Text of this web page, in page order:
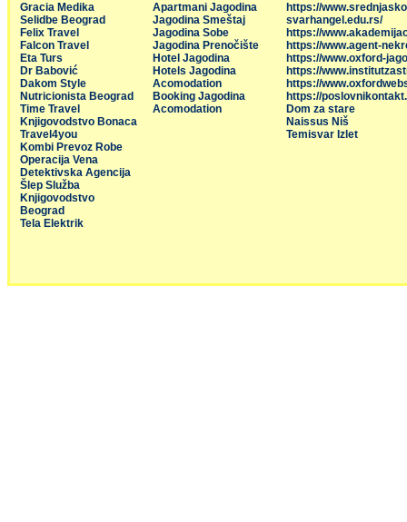
Gracia Medika
Selidbe Beograd
Felix Travel
Falcon Travel
Eta Turs
Dr Babović
Dakom Style
Nutricionista Beograd
Time Travel
Knjigovodstvo Bonaca
Travel4you
Kombi Prevoz Robe
Operacija Vena
Detektivska Agencija
Šlep Služba
Knjigovodstvo
Beograd
Tela Elektrik
Apartmani Jagodina
Jagodina Smeštaj
Jagodina Sobe
Jagodina Prenočište
Hotel Jagodina
Hotels Jagodina
Acomodation
Booking Jagodina
Acomodation
https://
svarhangel.edu.rs/
https://
https://www.agent-
https://www.oxford-
https://
https://
https://
Dom za stare
Naissus Niš
Temisvar Izlet